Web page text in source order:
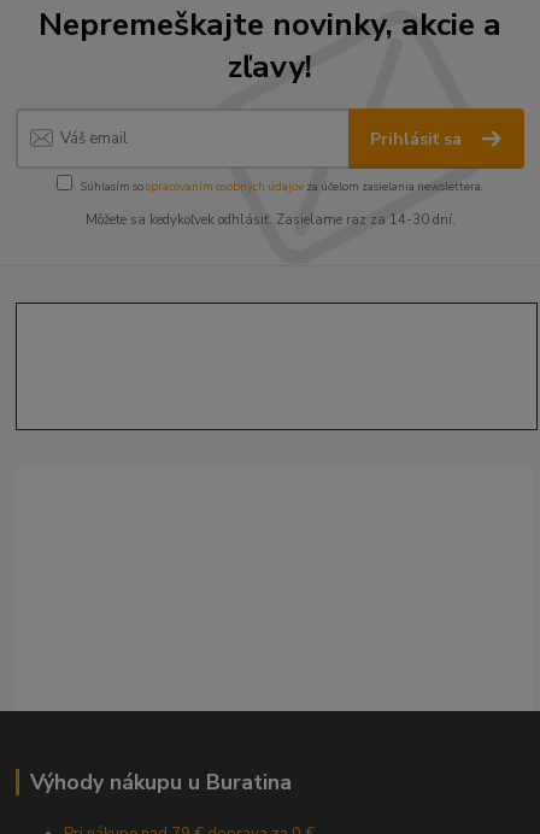
Nepremeškajte novinky, akcie a
zľavy!
Prihlásiť sa
Súhlasím sospracovaním osobných údajov za účelom zasielania newslettera.
Môžete sa kedykoľvek odhlásiť. Zasielame raz za 14-30 dní.
Výhody nákupu u Buratina